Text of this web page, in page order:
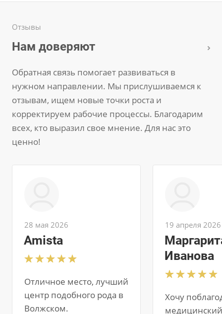
Отзывы
Нам доверяют
Обратная связь помогает развиваться в
нужном направлении. Мы прислушиваемся к
отзывам, ищем новые точки роста и
корректируем рабочие процессы. Благодарим
всех, кто выразил свое мнение. Для нас это
ценно!
28 мая 2026
Amista
Отличное место, лучший
центр подобного рода в
Волжском.
19 апреля 2026
Иванова
Хочу
медицинский